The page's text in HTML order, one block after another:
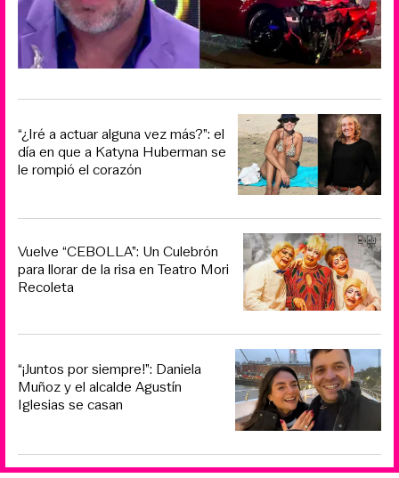
“¿Iré a actuar alguna vez más?”: el
día en que a Katyna Huberman se
le rompió el corazón
Vuelve “CEBOLLA”: Un Culebrón
para llorar de la risa en Teatro Mori
Recoleta
“¡Juntos por siempre!”: Daniela
Muñoz y el alcalde Agustín
Iglesias se casan